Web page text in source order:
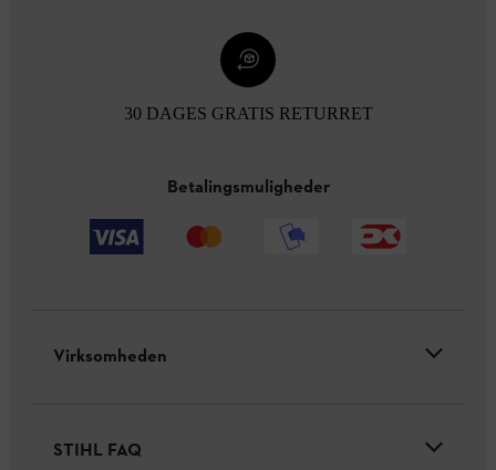
30 DAGES GRATIS RETURRET
Betalingsmuligheder
Virksomheden
STIHL FAQ